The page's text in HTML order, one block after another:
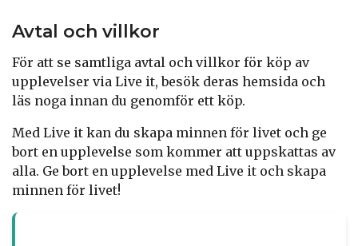
Avtal och villkor
För att se samtliga avtal och villkor för köp av
upplevelser via Live it, besök deras hemsida och
läs noga innan du genomför ett köp.
Med Live it kan du skapa minnen för livet och ge
bort en upplevelse som kommer att uppskattas av
alla. Ge bort en upplevelse med Live it och skapa
minnen för livet!